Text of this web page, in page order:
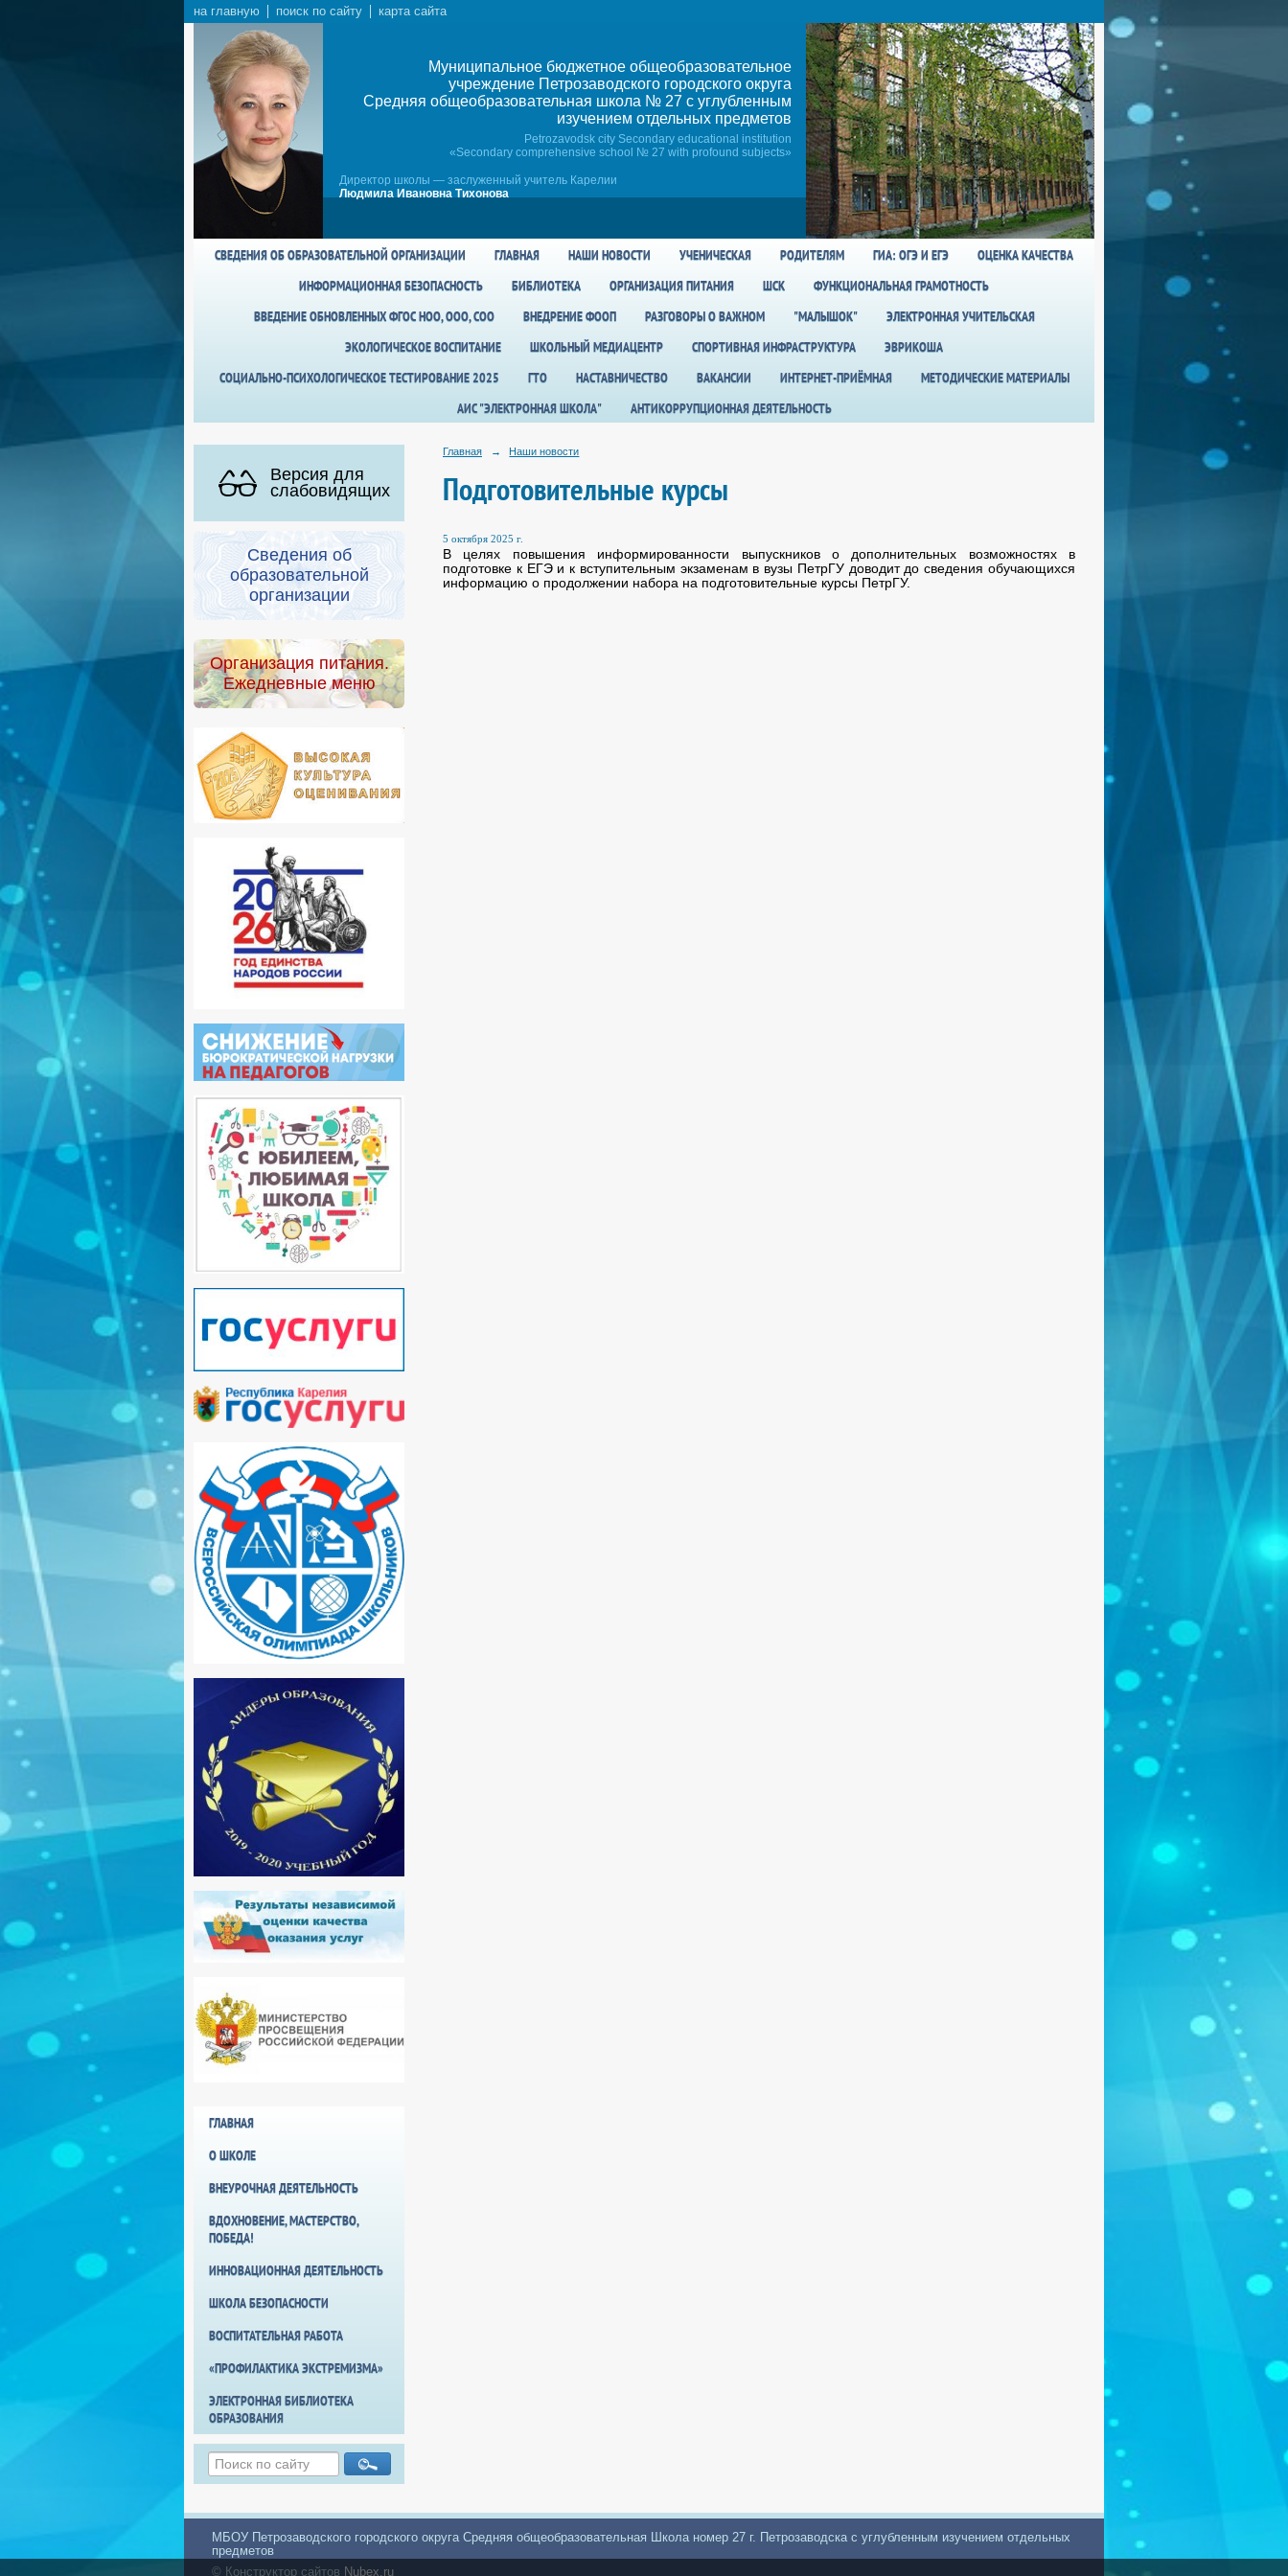
на главную поиск по сайту карта сайта
Муниципальное бюджетное общеобразовательное
учреждение Петрозаводского городского округа
Средняя общеобразовательная школа № 27 c углубленным
изучением отдельных предметов
Petrozavodsk city Secondary educational institution
«Secondary comprehensive school № 27 with profound subjects»
Директор школы — заслуженный учитель Карелии
Людмила Ивановна Тихонова
СВЕДЕНИЯ ОБ ОБРАЗОВАТЕЛЬНОЙ ОРГАНИЗАЦИИ ГЛАВНАЯ НАШИ НОВОСТИ УЧЕНИЧЕСКАЯ РОДИТЕЛЯМ ГИА: ОГЭ И ЕГЭ
ОЦЕНКА КАЧЕСТВА
ИНФОРМАЦИОННАЯ БЕЗОПАСНОСТЬ
БИБЛИОТЕКА ОРГАНИЗАЦИЯ ПИТАНИЯ ШСК
ФУНКЦИОНАЛЬНАЯ ГРАМОТНОСТЬ
ВВЕДЕНИЕ ОБНОВЛЕННЫХ ФГОС НОО, ООО, СОО
ВНЕДРЕНИЕ ФООП РАЗГОВОРЫ О ВАЖНОМ "МАЛЫШОК"
ЭЛЕКТРОННАЯ УЧИТЕЛЬСКАЯ
ЭКОЛОГИЧЕСКОЕ ВОСПИТАНИЕ
ШКОЛЬНЫЙ МЕДИАЦЕНТР СПОРТИВНАЯ ИНФРАСТРУКТУРА
ЭВРИКОША
СОЦИАЛЬНО-ПСИХОЛОГИЧЕСКОЕ ТЕСТИРОВАНИЕ 2025
ГТО НАСТАВНИЧЕСТВО ВАКАНСИИ ИНТЕРНЕТ-ПРИЁМНАЯ
МЕТОДИЧЕСКИЕ МАТЕРИАЛЫ
АИС "ЭЛЕКТРОННАЯ ШКОЛА"
АНТИКОРРУПЦИОННАЯ ДЕЯТЕЛЬНОСТЬ
Версия для
слабовидящих
Сведения об
образовательной
организации
Организация питания.
Ежедневные меню
ГЛАВНАЯ
О ШКОЛЕ
ВНЕУРОЧНАЯ ДЕЯТЕЛЬНОСТЬ
ВДОХНОВЕНИЕ, МАСТЕРСТВО,
ПОБЕДА!
ИННОВАЦИОННАЯ ДЕЯТЕЛЬНОСТЬ
ШКОЛА БЕЗОПАСНОСТИ
ВОСПИТАТЕЛЬНАЯ РАБОТА
«ПРОФИЛАКТИКА ЭКСТРЕМИЗМА»
ЭЛЕКТРОННАЯ БИБЛИОТЕКА
ОБРАЗОВАНИЯ
Главная → Наши новости
Подготовительные курсы
5 октября 2025 г.
В целях повышения информированности выпускников о дополнительных возможностях в
подготовке к ЕГЭ и к вступительным экзаменам в вузы ПетрГУ доводит до сведения обучающихся
информацию о продолжении набора на подготовительные курсы ПетрГУ.
МБОУ Петрозаводского городского округа Средняя общеобразовательная Школа номер 27 г. Петрозаводска с углубленным изучением отдельных
предметов
© Конструктор сайтов Nubex.ru